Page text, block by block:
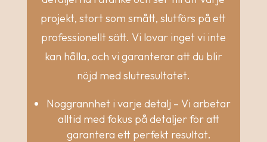
projekt, stort som smått, slutförs på ett
professionellt sätt. Vi lovar inget vi inte
kan hålla, och vi garanterar att du blir
nöjd med slutresultatet.
Noggrannhet i varje detalj – Vi arbetar
alltid med fokus på detaljer för att
garantera ett perfekt resultat.